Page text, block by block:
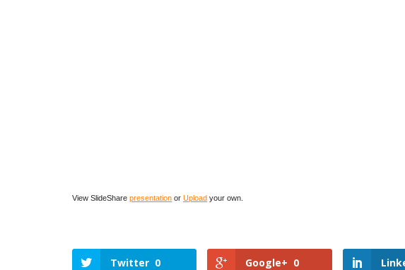
View SlideShare presentation or Upload your own.
Twitter 0 Google+ 0